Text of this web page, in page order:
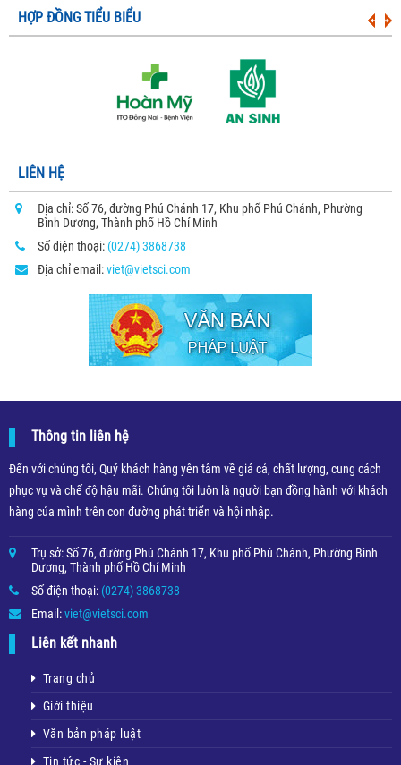
HỢP ĐỒNG TIỂU BIỂU
LIÊN HỆ
Địa chỉ: Số 76, đường Phú Chánh 17, Khu phố Phú Chánh, Phường
Bình Dương, Thành phố Hồ Chí Minh
Số điện thoại: (0274) 3868738
Địa chỉ email:viet@vietsci.com
Thông tin liên hệ
Đến với chúng tôi, Quý khách hàng yên tâm về giá cả, chất lượng, cung cách
phục vụ và chế độ hậu mãi. Chúng tôi luôn là người bạn đồng hành với khách
hàng của mình trên con đường phát triển và hội nhập.
Trụ sở: Số 76, đường Phú Chánh 17, Khu phố Phú Chánh, Phường Bình
Dương, Thành phố Hồ Chí Minh
Số điện thoại: (0274) 3868738
Email:viet@vietsci.com
Liên kết nhanh
Trang chủ
Giới thiệu
Văn bản pháp luật
Tin tức - Sự kiện